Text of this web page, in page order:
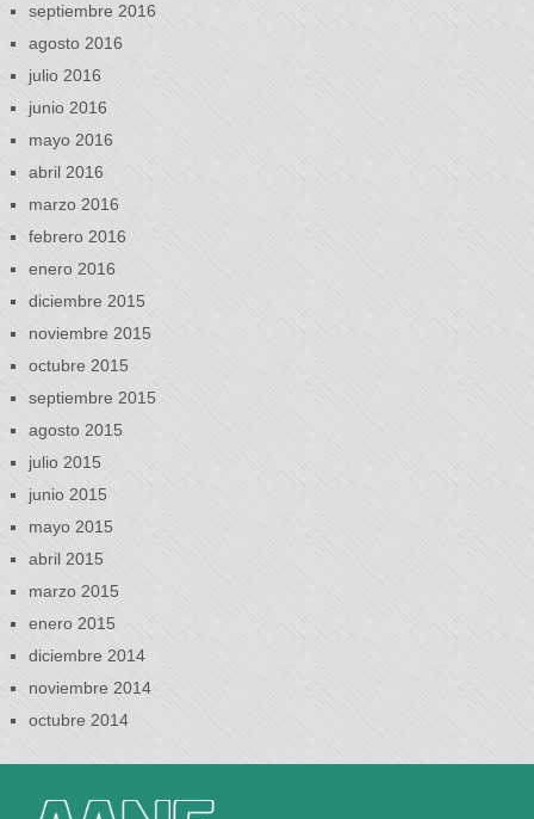
septiembre 2016
agosto 2016
julio 2016
junio 2016
mayo 2016
abril 2016
marzo 2016
febrero 2016
enero 2016
diciembre 2015
noviembre 2015
octubre 2015
septiembre 2015
agosto 2015
julio 2015
junio 2015
mayo 2015
abril 2015
marzo 2015
enero 2015
diciembre 2014
noviembre 2014
octubre 2014